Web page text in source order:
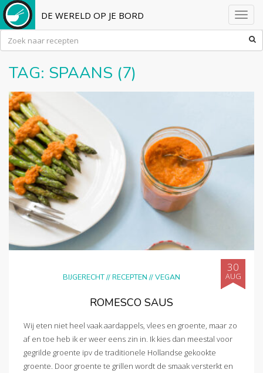
DE WERELD OP JE BORD
TAG: SPAANS (7)
BIJGERECHT//RECEPTEN //VEGAN
30
AUG
ROMESCO SAUS
Wij eten niet heel vaak aardappels, vlees en groente, maar zo
af en toe heb ik er weer eens zin in. Ik kies dan meestal voor
gegrilde groente ipv de traditionele Hollandse gekookte
groente. Door groente te grillen wordt de smaak versterkt en